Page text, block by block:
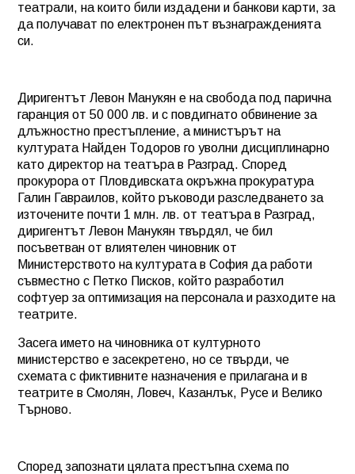
театрали, на които били издадени и банкови карти, за
да получават по електронен път възнагражденията
си.
Диригентът Левон Манукян е на свобода под парична
гаранция от 50 000 лв. и с повдигнато обвинение за
длъжностно престъпление, а министърът на
културата Найден Тодоров го уволни дисциплинарно
като директор на театъра в Разград. Според
прокурора от Пловдивската окръжна прокуратура
Галин Гавраилов, който ръководи разследването за
източените почти 1 млн. лв. от театъра в Разград,
диригентът Левон Манукян твърдял, че бил
посъветван от влиятелен чиновник от
Министерството на културата в София да работи
съвместно с Петко Писков, който разработил
софтуер за оптимизация на персонала и разходите на
театрите.
Засега името на чиновника от културното
министерство е засекретено, но се твърди, че
схемата с фиктивните назначения е прилагана и в
театрите в Смолян, Ловеч, Казанлък, Русе и Велико
Търново.
Според запознати цялата престъпна схема по